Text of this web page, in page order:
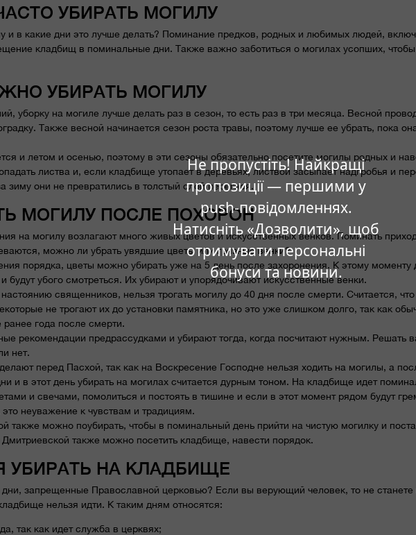
Не пропустіть! Найкращі
пропозиції — першими у
push-повідомленнях.
Натисніть «Дозволити», щоб
отримувати персональні
бонуси та новини.
УБИРАТЬ МОГИЛУ
и в какие дни это лучше делать? Поминание предков, родных и любимых людей,
кладбищ в поминальные дни. Также важно заботиться о могилах усопших, чтобы
УБИРАТЬ МОГИЛУ
уборку на могиле лучше делать раз в сезон, то есть раз в три месяца. Весной
Также весной начинается сезон роста травы, поэтому лучше ее убрать, пока
и летом и осенью, поэтому в эти сезоны обязательно посетите могилы родных и
листва и, если кладбище утопает в деревьях, листвой засыпает надгробья и
зиму они не превратились в толстый слой перегноя.
МОГИЛУ ПОСЛЕ ПОХОРОН
на могилу возлагают много живых цветов и искусственных венков. Поминать
можно ли убрать увядшие цветы или грязные венки?
порядка, цветы можно убирать уже на 5 день после захоронения. К этому
будут убого смотреться. Их убирают и упорядочивают искусственные венки.
священников, нельзя трогать могилу до 40 дня после смерти. Считается, что
не трогают их до установки памятника, но это уже слишком долго, так как
года после смерти.
рекомендации предрассудками и убирают тогда, когда посчитают нужным. Решать
нет.
перед Пасхой, так как на Воскресение Господне нельзя ходить на могилы, а
и в этот день убирать на могилах считается дурным тоном. На кладбище идет
и свечами, помолиться и постоять в тишине и если в этот момент рядом будут
неуважение к чувствам и традициям.
также можно поубирать, чтобы в поминальный день прийти на чистую могилку и
также можно посетить кладбище, навести порядок.
УБИРАТЬ НА КЛАДБИЩЕ
запрещенные Православной церковью? Если вы верующий человек, то не станете
нельзя идти. К таким дням относятся:
так как идет служба в церквях;